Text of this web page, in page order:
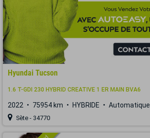
Hyundai Tucson
1.6 T-GDI 230 HYBRID CREATIVE 1 ER MAIN BVA6
2022 75954 km HYBRIDE Automatique
Sète - 34770